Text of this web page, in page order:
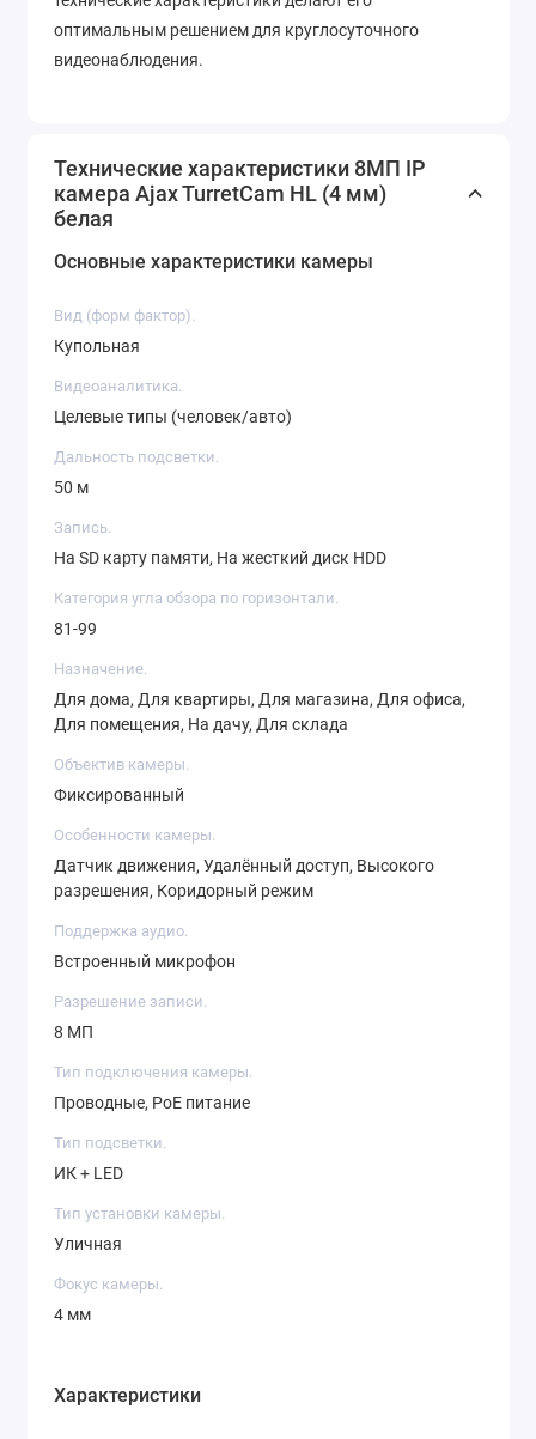
оптимальным решением для круглосуточного
видеонаблюдения.
Технические характеристики 8МП IP
камера Ajax TurretCam HL (4 мм)
белая
Основные характеристики камеры
Вид (форм фактор).
Купольная
Видеоаналитика.
Целевые типы (человек/авто)
Дальность подсветки.
50 м
Запись.
На SD карту памяти, На жесткий диск HDD
Категория угла обзора по горизонтали.
81-99
Назначение.
Для дома, Для квартиры, Для магазина, Для офиса,
Для помещения, На дачу, Для склада
Объектив камеры.
Фиксированный
Особенности камеры.
Датчик движения, Удалённый доступ, Высокого
разрешения, Коридорный режим
Поддержка аудио.
Встроенный микрофон
Разрешение записи.
8 МП
Тип подключения камеры.
Проводные, PoE питание
Тип подсветки.
ИК + LED
Тип установки камеры.
Уличная
Фокус камеры.
4 мм
Характеристики